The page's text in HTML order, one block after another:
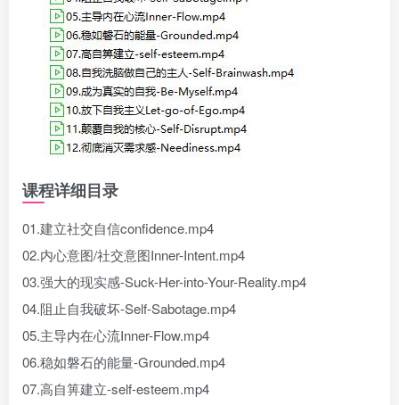
课程详细目录
01.建立社交自信confidence.mp4
02.内心意图/社交意图Inner-Intent.mp4
03.强大的现实感-Suck-Her-into-Your-Reality.mp4
04.阻止自我破坏-Self-Sabotage.mp4
05.主导内在心流Inner-Flow.mp4
06.稳如磐石的能量-Grounded.mp4
07.高自箅建立-self-esteem.mp4